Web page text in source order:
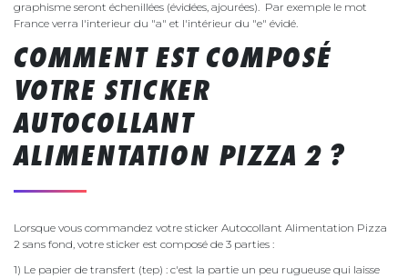
graphisme seront échenillées (évidées, ajourées). Par exemple le mot
France verra l'interieur du "a" et l'intérieur du "e" évidé.
COMMENT EST COMPOSÉ
VOTRE STICKER
AUTOCOLLANT
ALIMENTATION PIZZA 2 ?
Lorsque vous commandez votre sticker Autocollant Alimentation Pizza
2 sans fond, votre sticker est composé de 3 parties :
1) Le papier de transfert (tep) : c'est la partie un peu rugueuse qui laisse